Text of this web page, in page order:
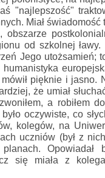
"najlepszość"
Miał świadomość
obszarze
od szkolnej
Jego utożsamień;
mówił pięknie i
że umiał
a robiłem
oczywiste, co
kolegów, na
uczniów (był z
Opowiadał
się miała z